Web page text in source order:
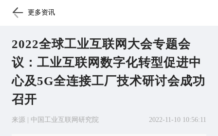
更多资讯
2022全球工业互联网大会专题会
议：工业互联网数字化转型促进中
心及5G全连接工厂技术研讨会成功
召开
来源 | 中国工业互联网研究院 2022-11-10 10:56:11